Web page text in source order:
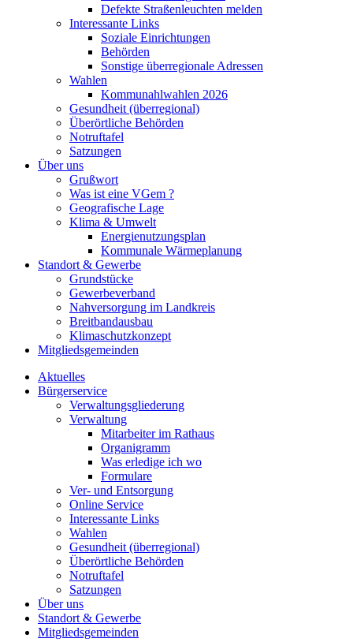
Defekte Straßenleuchten melden
Interessante Links
Soziale Einrichtungen
Behörden
Sonstige überregionale Adressen
Wahlen
Kommunahlwahlen 2026
Gesundheit (überregional)
Überörtliche Behörden
Notruftafel
Satzungen
Über uns
Grußwort
Was ist eine VGem ?
Geografische Lage
Klima & Umwelt
Energienutzungsplan
Kommunale Wärmeplanung
Standort & Gewerbe
Grundstücke
Gewerbeverband
Nahversorgung im Landkreis
Breitbandausbau
Klimaschutzkonzept
Mitgliedsgemeinden
Aktuelles
Bürgerservice
Verwaltungsgliederung
Verwaltung
Mitarbeiter im Rathaus
Organigramm
Was erledige ich wo
Formulare
Ver- und Entsorgung
Online Service
Interessante Links
Wahlen
Gesundheit (überregional)
Überörtliche Behörden
Notruftafel
Satzungen
Über uns
Standort & Gewerbe
Mitgliedsgemeinden